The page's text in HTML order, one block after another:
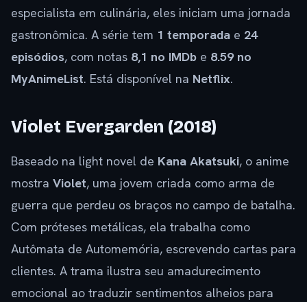
especialista em culinária, eles iniciam uma jornada
gastronômica. A série tem 1 temporada e 24
episódios, com notas 8,1 no IMDb e 8.59 no
MyAnimeList. Está disponível na Netflix.
Violet Evergarden (2018)
Baseado na light novel de Kana Akatsuki, o anime
mostra Violet, uma jovem criada como arma de
guerra que perdeu os braços no campo de batalha.
Com próteses metálicas, ela trabalha como
Autômata de Automemória, escrevendo cartas para
clientes. A trama ilustra seu amadurecimento
emocional ao traduzir sentimentos alheios para